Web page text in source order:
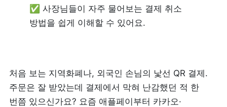
리뷰 모으기
음식점
카페・베이커리
도소매
도・소매업
✅ 사장님들이 자주 물어보는 결제 취소
방법을 쉽게 이해할 수 있어요.
처음 보는 지역화폐나, 외국인 손님의 낯선 QR 결제.
주문은 잘 받았는데 결제에서 막혀 난감했던 적 한
번쯤 있으신가요? 요즘 애플페이부터 카카오·